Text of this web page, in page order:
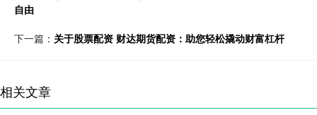
自由
下一篇： 关于股票配资 财达期货配资：助您轻松撬动财富杠杆
相关文章